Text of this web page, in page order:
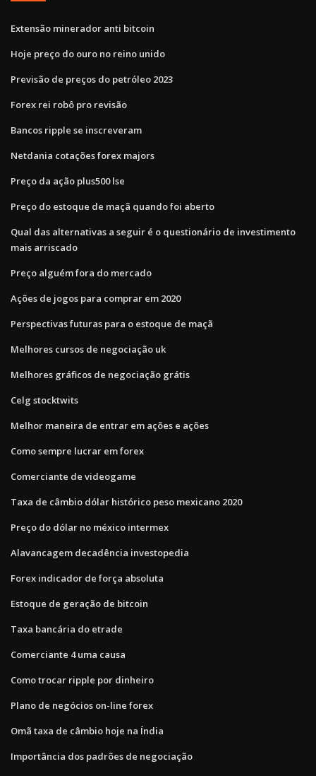
Extensão minerador anti bitcoin
Hoje preço do ouro no reino unido
Previsão de preços do petróleo 2023
Forex rei robô pro revisão
Bancos ripple se inscreveram
Netdania cotações forex majors
Preço da ação plus500 lse
Preço do estoque de maçã quando foi aberto
Qual das alternativas a seguir é o questionário de investimento
mais arriscado
Preço alguém fora do mercado
Ações de jogos para comprar em 2020
Perspectivas futuras para o estoque de maçã
Melhores cursos de negociação uk
Melhores gráficos de negociação grátis
Celg stocktwits
Melhor maneira de entrar em ações e ações
Como sempre lucrar em forex
Comerciante de videogame
Taxa de câmbio dólar histórico peso mexicano 2020
Preço do dólar no méxico intermex
Alavancagem decadência investopedia
Forex indicador de força absoluta
Estoque de geração de bitcoin
Taxa bancária do etrade
Comerciante 4 uma causa
Como trocar ripple por dinheiro
Plano de negócios on-line forex
Omã taxa de câmbio hoje na Índia
Importância dos padrões de negociação